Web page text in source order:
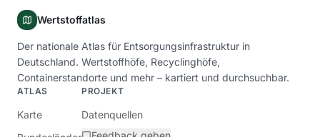
Wertstoffatlas
Der nationale Atlas für Entsorgungsinfrastruktur in
Deutschland. Wertstoffhöfe, Recyclinghöfe,
Containerstandorte und mehr – kartiert und durchsuchbar.
ATLAS
Karte
PROJEKT
Datenquellen